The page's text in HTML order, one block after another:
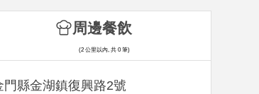
縣金湖鎮復興路2號
周邊餐飲
(2 公里以內, 共 0 筆)